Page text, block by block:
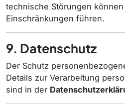
technische Störungen
Einschränkungen führen.
9. Datenschutz
Der Schutz
Details zur Verarbeitung
sind in der